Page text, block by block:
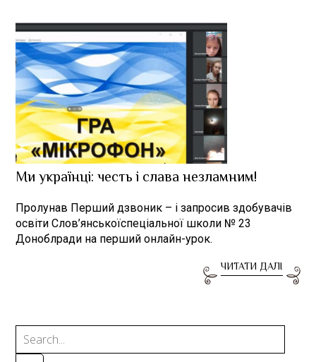
Ми українці: честь і слава незламним!
Пролунав Перший дзвоник – і запросив здобувачів
освіти Слов’янськоїспеціальної школи № 23
Доноблради на перший онлайн-урок.
ЧИТАТИ ДАЛІ